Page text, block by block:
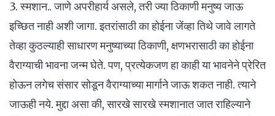
3. स्मशान.. जाणे अपरीहार्य असले, तरी ज्या ठिकाणी मनुष्य जाऊ
इच्छित नाही अशी जागा. इतरांसाठी का होईना जेंव्हा तिथे जावे लागते
तेव्हा कुठल्याही साधारण मनुष्याच्या ठिकाणी, क्षणभरासाठी का होईना
वैराग्याची भावना जन्म घेते. पण, प्रत्येकजण हा काही या भावनेने प्रेरित
होऊन लगेच संसार सोडून वैराग्याच्या मार्गाने जाऊ शकत नाही. त्याने
जाऊही नये. मुद्दा असा की, सारखे सारखे स्मशानात जात राहिल्याने